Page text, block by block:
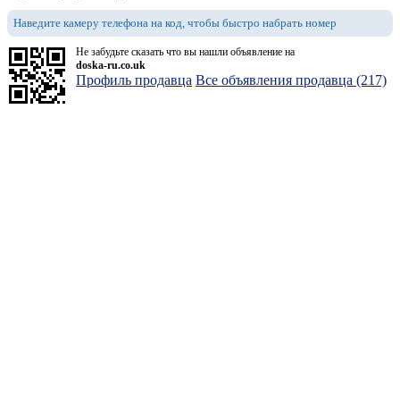
Наведите камеру телефона на код, чтобы быстро набрать номер
Не забудьте сказать что вы нашли объявление на
doska-ru.co.uk
Профиль продавца Все объявления продавца (217)